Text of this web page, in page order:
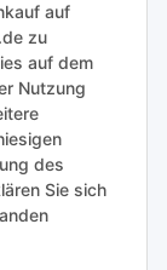
auf
zu
auf dem
Nutzung
des
Sie sich